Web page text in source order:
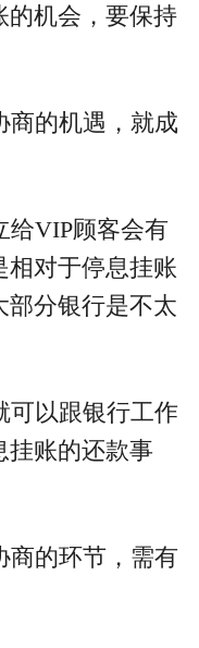
的机会，要保持
商的机遇，就成
给VIP顾客会有
相对于停息挂账
部分银行是不太
可以跟银行工作
挂账的还款事
商的环节，需有